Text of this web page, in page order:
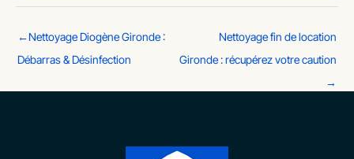
←Nettoyage Diogène Gironde :
Débarras & Désinfection
Nettoyage fin de location
Gironde : récupérez votre caution
→